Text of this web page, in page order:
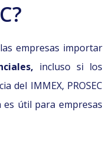
empresas importar
incluso si los
del IMMEX, PROSEC
útil para empresas